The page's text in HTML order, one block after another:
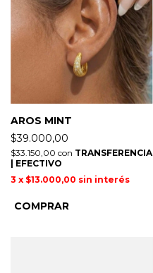
AROS MINT
$39.000,00
$33.150,00 con TRANSFERENCIA
| EFECTIVO
3 x $13.000,00 sin interés